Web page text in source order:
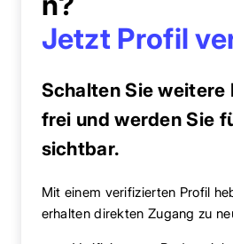
Jetzt Profil
Schalten Sie weitere
frei und werden Sie
sichtbar.
Mit einem verifizierten Profil
erhalten direkten Zugang zu